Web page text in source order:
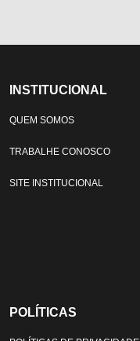
INSTITUCIONAL
QUEM SOMOS
TRABALHE CONOSCO
SITE INSTITUCIONAL
POLÍTICAS